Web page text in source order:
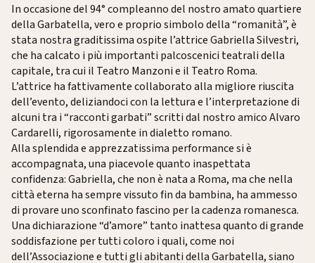
In occasione del 94° compleanno del nostro amato quartiere
della Garbatella, vero e proprio simbolo della “romanità”, è
stata nostra graditissima ospite l’attrice Gabriella Silvestri,
che ha calcato i più importanti palcoscenici teatrali della
capitale, tra cui il Teatro Manzoni e il Teatro Roma.
L’attrice ha fattivamente collaborato alla migliore riuscita
dell’evento, deliziandoci con la lettura e l’interpretazione di
alcuni tra i “racconti garbati” scritti dal nostro amico Alvaro
Cardarelli, rigorosamente in dialetto romano.
Alla splendida e apprezzatissima performance si è
accompagnata, una piacevole quanto inaspettata
confidenza: Gabriella, che non è nata a Roma, ma che nella
città eterna ha sempre vissuto fin da bambina, ha ammesso
di provare uno sconfinato fascino per la cadenza romanesca.
Una dichiarazione “d’amore” tanto inattesa quanto di grande
soddisfazione per tutti coloro i quali, come noi
dell’Associazione e tutti gli abitanti della Garbatella, siano